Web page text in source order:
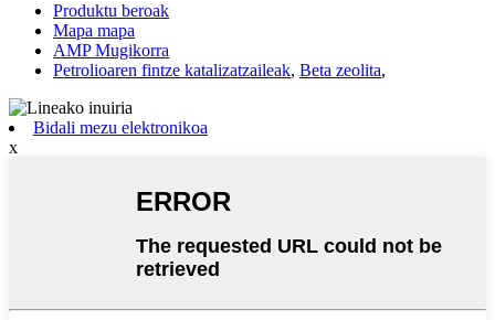
Produktu beroak
Mapa mapa
AMP Mugikorra
Petrolioaren fintze katalizatzaileak, Beta zeolita,
Bidali mezu elektronikoa
x